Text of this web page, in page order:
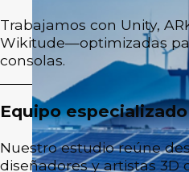
Trabajamos con Unity,
Wikitude—optimizadas
consolas.
Equipo especializado
Nuestro estudio reúne
diseñadores y artistas 3D